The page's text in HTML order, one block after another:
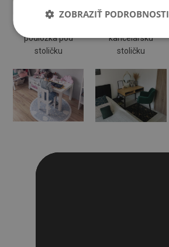
podložka pod
stoličku
kancelársku
stoličku
ZOBRAZIŤ PODROBNOSTI